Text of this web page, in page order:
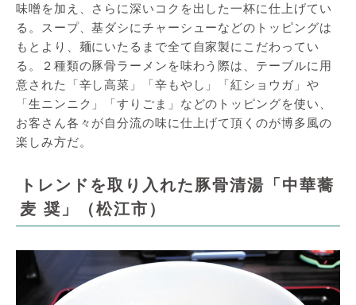
味噌を加え、さらに深いコクを出した一杯に仕上げてい
る。スープ、基ダシにチャーシューなどのトッピングは
もとより、麺にいたるまで全て自家製にこだわってい
る。２種類の豚骨ラーメンを味わう際は、テーブルに用
意された「辛し高菜」「辛もやし」「紅ショウガ」や
「生ニンニク」「すりごま」などのトッピングを使い、
お客さん各々が自分流の味に仕上げて頂くのが博多風の
楽しみ方だ。
トレンドを取り入れた豚骨清湯「中華蕎
麦 奨」（松江市）